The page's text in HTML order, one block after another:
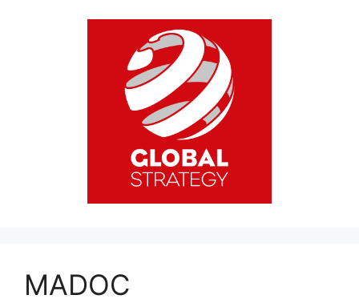
MADOC